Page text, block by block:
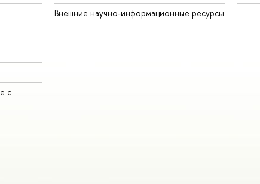
с
Внешние научно-информационные ресурсы